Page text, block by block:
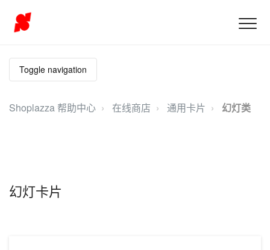
Toggle navigation
Shoplazza 帮助中心 在线商店 通用卡片 幻灯类
幻灯卡片